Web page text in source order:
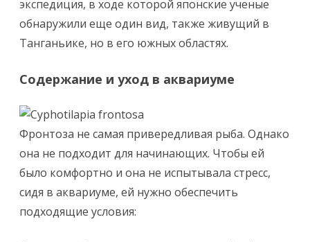
экспедиция, в ходе которой японские ученые
обнаружили еще один вид, также живущий в
Танганьике, но в его южных областях.
Содержание и уход в аквариуме
Фронтоза не самая привередливая рыба. Однако
она не подходит для начинающих. Чтобы ей
было комфортно и она не испытывала стресс,
сидя в аквариуме, ей нужно обеспечить
подходящие условия: